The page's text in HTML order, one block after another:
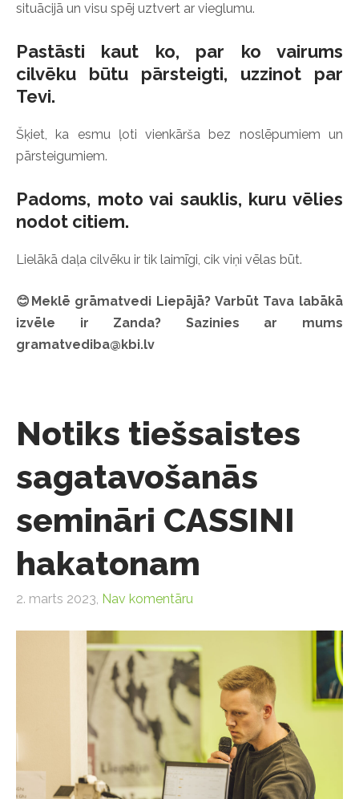
situācijā un visu spēj uztvert ar vieglumu.
Pastāsti kaut ko, par ko vairums
cilvēku būtu pārsteigti, uzzinot par
Tevi.
Šķiet, ka esmu ļoti vienkārša bez noslēpumiem un
pārsteigumiem.
Padoms, moto vai sauklis, kuru vēlies
nodot citiem.
Lielākā daļa cilvēku ir tik laimīgi, cik viņi vēlas būt.
😊Meklē grāmatvedi Liepājā? Varbūt Tava labākā
izvēle ir Zanda? Sazinies ar mums
gramatvediba@kbi.lv
Notiks tiešsaistes
sagatavošanās
semināri CASSINI
hakatonam
2. marts 2023, Nav komentāru